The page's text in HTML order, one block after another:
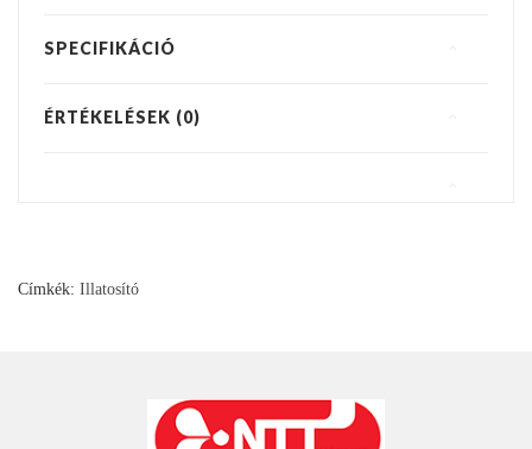
SPECIFIKÁCIÓ
ÉRTÉKELÉSEK (0)
Címkék: Illatosító